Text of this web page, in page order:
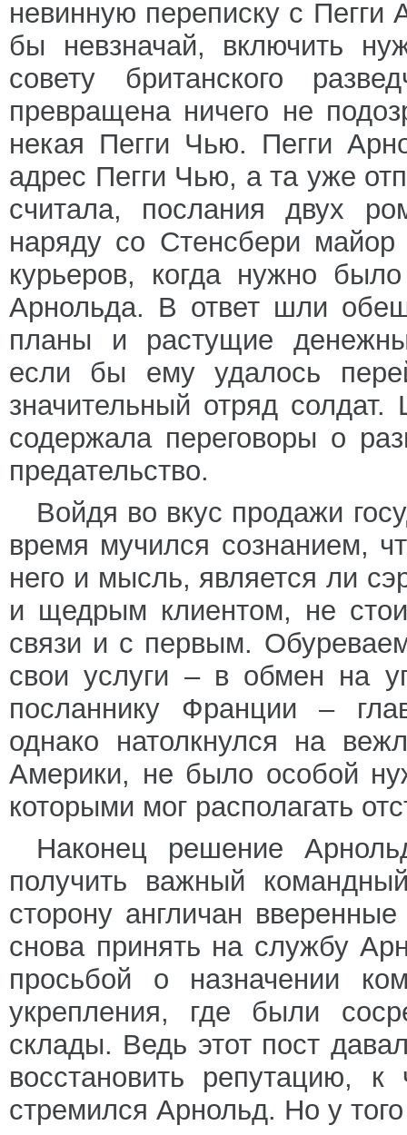
невинную переписку с
бы невзначай, включить
совету британского
превращена ничего не
некая Пегги Чью. Пегги
адрес Пегги Чью, а та уже
считала, послания двух
наряду со Стенсбери майор
курьеров, когда нужно
Арнольда. В ответ шли
планы и растущие
если бы ему удалось
значительный отряд
содержала переговоры о
предательство.
Войдя во вкус продажи
время мучился сознанием,
него и мысль, является ли
и щедрым клиентом, не
связи и с первым.
свои услуги – в обмен на
посланнику Франции –
однако натолкнулся на
Америки, не было особой
которыми мог располагать
Наконец решение
получить важный
сторону англичан
снова принять на службу
просьбой о назначении
укрепления, где были
склады. Ведь этот пост
восстановить репутацию,
стремился Арнольд. Но у